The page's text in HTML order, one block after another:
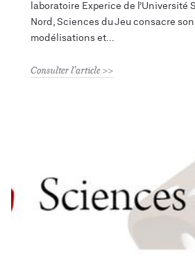
laboratoire Experice de l’Université
Nord, Sciences du Jeu consacre
modélisations et
Consulter l'article